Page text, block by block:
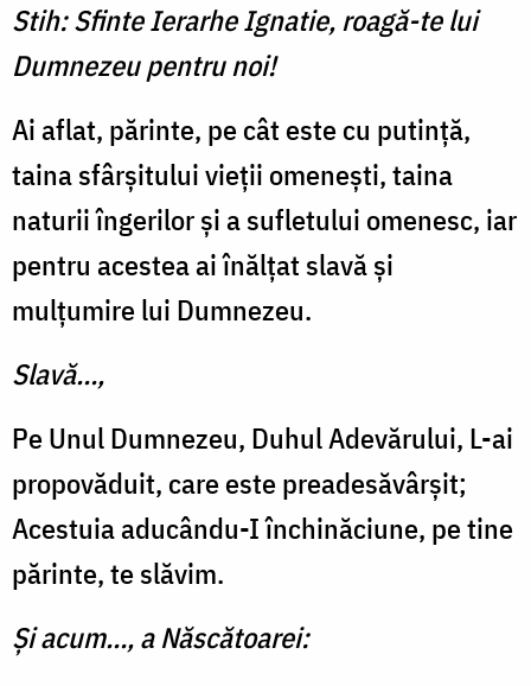
Stih: Sfinte Ierarhe Ignatie, roagă-te lui
Dumnezeu pentru noi!
Ai aflat, părinte, pe cât este cu putință,
taina sfârșitului vieții omenești, taina
naturii îngerilor și a sufletului omenesc, iar
pentru acestea ai înălțat slavă și
mulțumire lui Dumnezeu.
Slavă…,
Pe Unul Dumnezeu, Duhul Adevărului, L-ai
propovăduit, care este preadesăvârșit;
Acestuia aducându-I închinăciune, pe tine
părinte, te slăvim.
Și acum…, a Născătoarei: